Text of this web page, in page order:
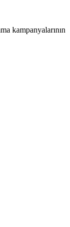
kampanyalarının